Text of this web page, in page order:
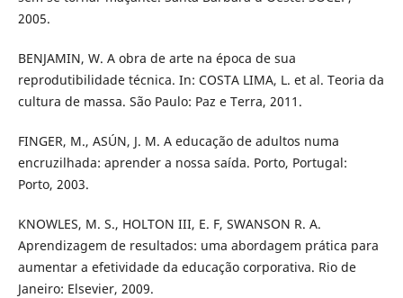
2005.
BENJAMIN, W. A obra de arte na época de sua
reprodutibilidade técnica. In: COSTA LIMA, L. et al. Teoria da
cultura de massa. São Paulo: Paz e Terra, 2011.
FINGER, M., ASÚN, J. M. A educação de adultos numa
encruzilhada: aprender a nossa saída. Porto, Portugal:
Porto, 2003.
KNOWLES, M. S., HOLTON III, E. F, SWANSON R. A.
Aprendizagem de resultados: uma abordagem prática para
aumentar a efetividade da educação corporativa. Rio de
Janeiro: Elsevier, 2009.